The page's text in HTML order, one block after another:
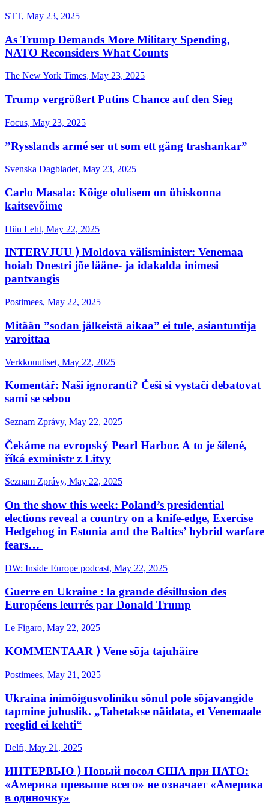
STT, May 23, 2025
As Trump Demands More Military Spending,
NATO Reconsiders What Counts
The New York Times, May 23, 2025
Trump vergrößert Putins Chance auf den Sieg
Focus, May 23, 2025
”Rysslands armé ser ut som ett gäng trashankar”
Svenska Dagbladet, May 23, 2025
Carlo Masala: Kõige olulisem on ühiskonna
kaitsevõime
Hiiu Leht, May 22, 2025
INTERVJUU ⟩ Moldova välisminister: Venemaa
hoiab Dnestri jõe lääne- ja idakalda inimesi
pantvangis
Postimees, May 22, 2025
Mitään ”sodan jälkeistä aikaa” ei tule, asiantuntija
varoittaa
Verkkouutiset, May 22, 2025
Komentář: Naši ignoranti? Češi si vystačí debatovat
sami se sebou
Seznam Zprávy, May 22, 2025
Čekáme na evropský Pearl Harbor. A to je šílené,
říká exministr z Litvy
Seznam Zprávy, May 22, 2025
On the show this week: Poland’s presidential
elections reveal a country on a knife-edge, Exercise
Hedgehog in Estonia and the Baltics’ hybrid warfare
fears…
DW: Inside Europe podcast, May 22, 2025
Guerre en Ukraine : la grande désillusion des
Européens leurrés par Donald Trump
Le Figaro, May 22, 2025
KOMMENTAAR ⟩ Vene sõja tajuhäire
Postimees, May 21, 2025
Ukraina inimõigusvoliniku sõnul pole sõjavangide
tapmine juhuslik. „Tahetakse näidata, et Venemaale
reeglid ei kehti“
Delfi, May 21, 2025
ИНТЕРВЬЮ ⟩ Новый посол США при НАТО:
«Америка превыше всего» не означает «Америка
в одиночку»